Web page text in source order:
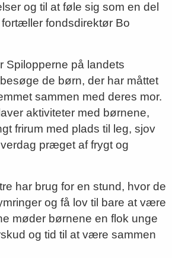
og til at føle sig som en del
fondsdirektør Bo
Spilopperne på landets
de børn, der har måttet
sammen med deres mor.
aktiviteter med børnene,
frirum med plads til leg, sjov
præget af frygt og
har brug for en stund, hvor de
og få lov til bare at være
møder børnene en flok unge
og tid til at være sammen